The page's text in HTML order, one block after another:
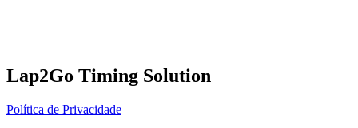
Lap2Go Timing Solution
Política de Privacidade